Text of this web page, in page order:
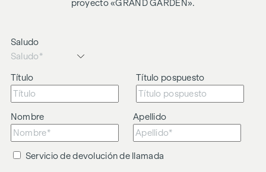
proyecto «GRAND GARDEN».
Saludo
Título Título pospuesto
Nombre Apellido
Servicio de devolución de llamada